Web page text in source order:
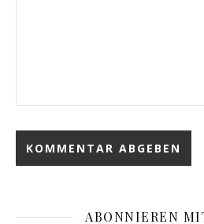
ABONNIEREN